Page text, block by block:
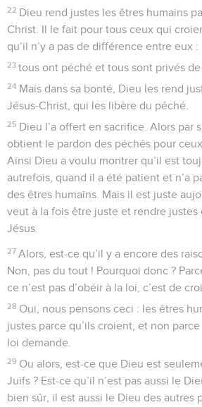
22 Dieu rend justes les êtres humains
Christ. Il le fait pour tous ceux qui
qu’il n’y a pas de différence entre eux :
23 tous ont péché et tous sont privés de
24 Mais dans sa bonté, Dieu les rend
Jésus-Christ, qui les libère du péché.
25 Dieu l’a offert en sacrifice. Alors par
obtient le pardon des péchés pour
Ainsi Dieu a voulu montrer qu’il est
autrefois, quand il a été patient et n’a
des êtres humains. Mais il est juste
veut à la fois être juste et rendre
Jésus.
27 Alors, est-ce qu’il y a encore des
Non, pas du tout ! Pourquoi donc ?
ce n’est pas d’obéir à la loi, c’est de
28 Oui, nous pensons ceci : les êtres
justes parce qu’ils croient, et non
loi demande.
29 Ou alors, est-ce que Dieu est
Juifs ? Est-ce qu’il n’est pas aussi le
bien sûr, il est aussi le Dieu des autres